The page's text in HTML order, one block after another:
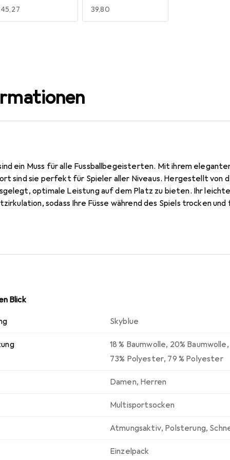
EUR
45,27 EUR
39,80
ein Muss für alle Fussballbegeisterten. Mit ihrem
sind sie perfekt für Spieler aller Niveaus. Hergestellt von
optimale Leistung auf dem Platz zu bieten. Ihr
sodass Ihre Füsse während des Spiels trocken und
erhältlich, um zu jedem Geschmack und jedem Outfit
Blick
Skyblue
18 % Baumwolle, 20% Baumwolle,
73% Polyester, 79 % Polyester
Damen, Herren
Multisportsocken
Atmungsaktiv, Polsterung,
Einzelpack